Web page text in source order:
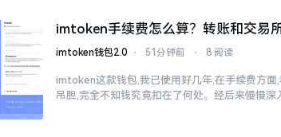
imtoken手续费怎么算？转账和交易
imtoken钱包2.0 ⋅ 51分钟前 ⋅ 8 阅读
imtoken这款钱包,我已使用好几年,在手续费方
吊胆,完全不知钱究竟扣在了何处。经后来慢慢深